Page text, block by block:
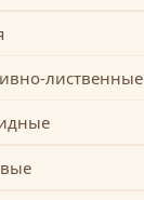
лиственные